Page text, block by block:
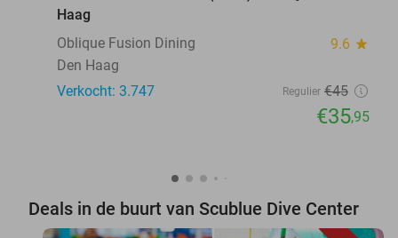
Haag
Oblique Fusion Dining
9.6 star
Den Haag
Verkocht: 3.747
Regulier €45
€35,95
Deals in de buurt van Scublue Dive Center